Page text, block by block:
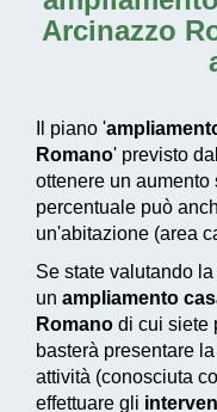
Arcinazzo
Il piano '
Romano' previsto
ottenere un
percentuale può
un'abitazione (area
Se state valutando
un ampliamento
Romano di cui siete
basterà presentare
attività (conosciuta
effettuare gli